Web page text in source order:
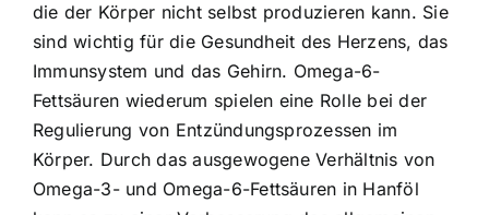
die der Körper nicht selbst produzieren kann. Sie
sind wichtig für die Gesundheit des Herzens, das
Immunsystem und das Gehirn. Omega-6-
Fettsäuren wiederum spielen eine Rolle bei der
Regulierung von Entzündungsprozessen im
Körper. Durch das ausgewogene Verhältnis von
Omega-3- und Omega-6-Fettsäuren in Hanföl